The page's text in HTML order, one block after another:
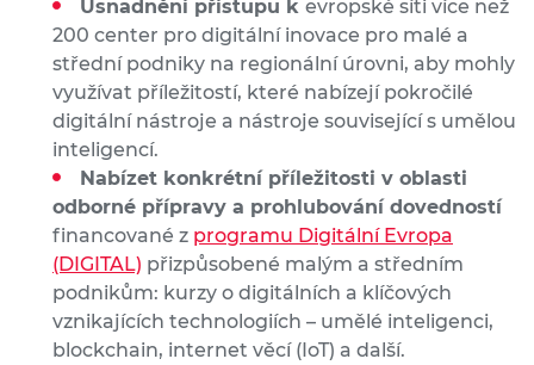
Usnadnění přístupu k evropské síti více než
200 center pro digitální inovace pro malé a
střední podniky na regionální úrovni, aby mohly
využívat příležitostí, které nabízejí pokročilé
digitální nástroje a nástroje související s umělou
inteligencí.
Nabízet konkrétní příležitosti v oblasti
odborné přípravy a prohlubování dovedností
financované z programu Digitální Evropa
(DIGITAL) přizpůsobené malým a středním
podnikům: kurzy o digitálních a klíčových
vznikajících technologiích – umělé inteligenci,
blockchain, internet věcí (IoT) a další.